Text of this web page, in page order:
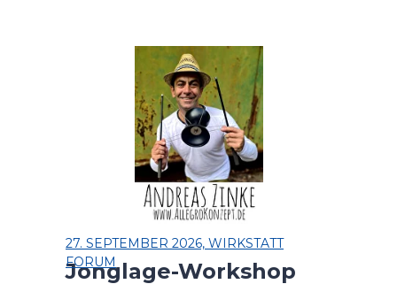
Jonglage-Workshop
27. SEPTEMBER 2026, WIRKSTATT
FORUM